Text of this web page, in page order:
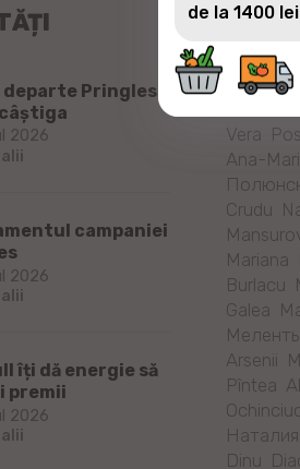
departe Pringles
2026
campaniei
2026
îți dă energie să
premii
2026
Lista
Vera
Ana-
Crudu
Mariana
Burlacu
Galea
Arsenii
Pîntea
Dinu
de la 1400